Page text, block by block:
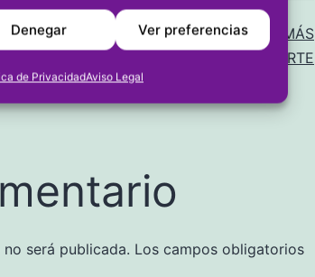
Denegar Ver preferencias
de PrivacidadAviso Legal
Categorizado comoCICLISMO
MÁS
DEPORTE
será publicada. Los campos obligatorios